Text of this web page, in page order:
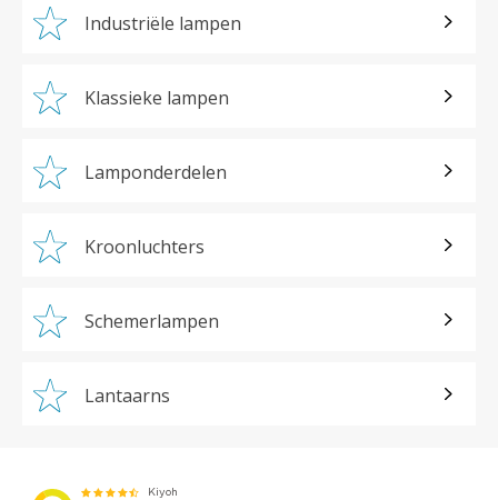
Industriële lampen
Klassieke lampen
Lamponderdelen
Kroonluchters
Schemerlampen
Lantaarns